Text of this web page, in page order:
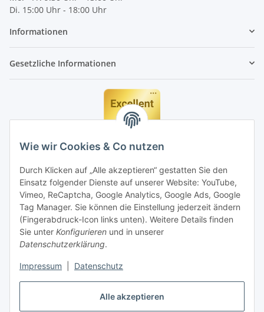
Alle akzeptieren
Wie wir Cookies & Co nutzen
Durch Klicken auf „Alle akzeptieren“ gestatten Sie den
Einsatz folgender Dienste auf unserer Website: YouTube,
Vimeo, ReCaptcha, Google Analytics, Google Ads, Google
Tag Manager. Sie können die Einstellung jederzeit ändern
(Fingerabdruck-Icon links unten). Weitere Details finden
Sie unter Konfigurieren und in unserer
Datenschutzerklärung.
Impressum Datenschutz
Di. 15:00 Uhr - 18:00 Uhr
Informationen
Gesetzliche Informationen